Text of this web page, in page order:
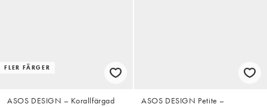
FLER FÄRGER
ASOS DESIGN – Korallfärgad
ASOS DESIGN Petite –